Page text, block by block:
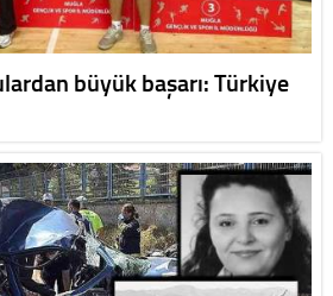
büyük başarı: Türkiye